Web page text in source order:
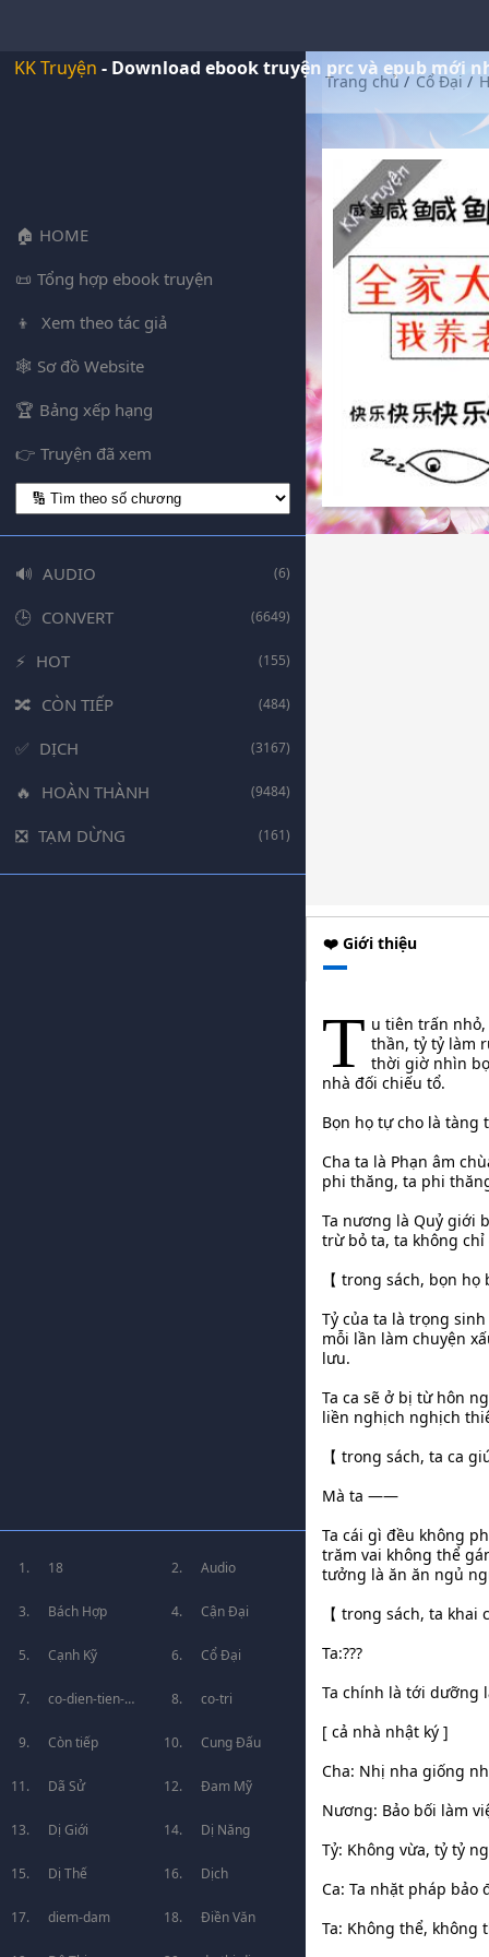
KK Truyện - Download ebook truyện prc và epub mới
HOME
Tổng hợp ebook truyện
Xem theo tác giả
Sơ đồ Website
Bảng xếp hạng
Truyện đã xem
AUDIO (6)
CONVERT (6649)
HOT (155)
CÒN TIẾP (484)
DỊCH (3167)
HOÀN THÀNH (9484)
TẠM DỪNG (161)
18 Audio
Bách Hợp Cận Đại
Cạnh Kỹ Cổ Đại
co-dien-tien-
hiep
co-tri
Còn tiếp Cung Đấu
Dã Sử Đam Mỹ
Dị Giới Dị Năng
Dị Thế Dịch
diem-dam Điền Văn
Trang chủ/ Cổ Đại/
❤️ Giới thiệu
T u tiên trấn
thần, tỷ tỷ làm
thời giờ nhìn
nhà đối chiếu tổ.
Bọn họ tự cho là
Cha ta là Phạn âm
phi thăng, ta phi
Ta nương là Quỷ giới
trừ bỏ ta, ta không
【 trong sách, bọn
Tỷ của ta là trọng
mỗi lần làm chuyện
lưu.
Ta ca sẽ ở bị từ hôn
liền nghịch nghịch
【 trong sách, ta ca
Mà ta ——
Ta cái gì đều không
trăm vai không thể
tưởng là ăn ăn ngủ
【 trong sách, ta khai
Ta:???
Ta chính là tới dưỡng
[ cả nhà nhật ký ]
Cha: Nhị nha giống
Nương: Bảo bối làm
Tỷ: Không vừa, tỷ tỷ
Ca: Ta nhặt pháp
Ta: Không thể, không